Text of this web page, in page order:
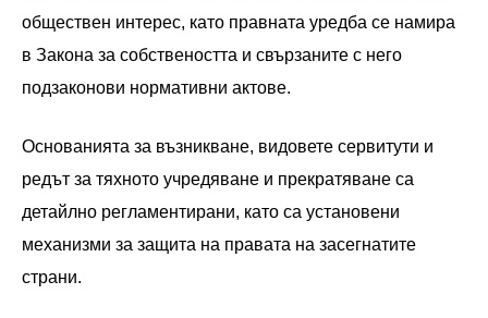
обществен интерес, като правната уредба се намира
в Закона за собствеността и свързаните с него
подзаконови нормативни актове.
Основанията за възникване, видовете сервитути и
редът за тяхното учредяване и прекратяване са
детайлно регламентирани, като са установени
механизми за защита на правата на засегнатите
страни.